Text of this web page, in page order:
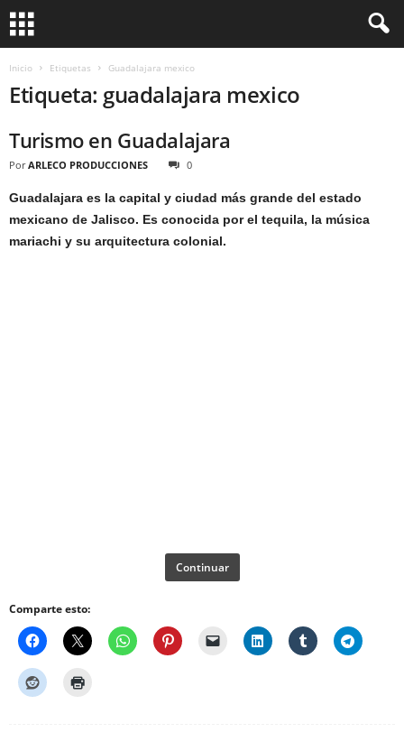
Inicio Etiquetas Guadalajara mexico
Etiqueta: guadalajara mexico
Turismo en Guadalajara
Por ARLECO PRODUCCIONES 0
Guadalajara es la capital y ciudad más grande del estado
mexicano de Jalisco. Es conocida por el tequila, la música
mariachi y su arquitectura colonial.
Continuar
Comparte esto: